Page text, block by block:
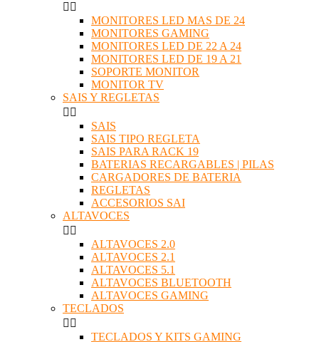
 
MONITORES LED MAS DE 24
MONITORES GAMING
MONITORES LED DE 22 A 24
MONITORES LED DE 19 A 21
SOPORTE MONITOR
MONITOR TV
SAIS Y REGLETAS
 
SAIS
SAIS TIPO REGLETA
SAIS PARA RACK 19
BATERIAS RECARGABLES | PILAS
CARGADORES DE BATERIA
REGLETAS
ACCESORIOS SAI
ALTAVOCES
 
ALTAVOCES 2.0
ALTAVOCES 2.1
ALTAVOCES 5.1
ALTAVOCES BLUETOOTH
ALTAVOCES GAMING
TECLADOS
 
TECLADOS Y KITS GAMING